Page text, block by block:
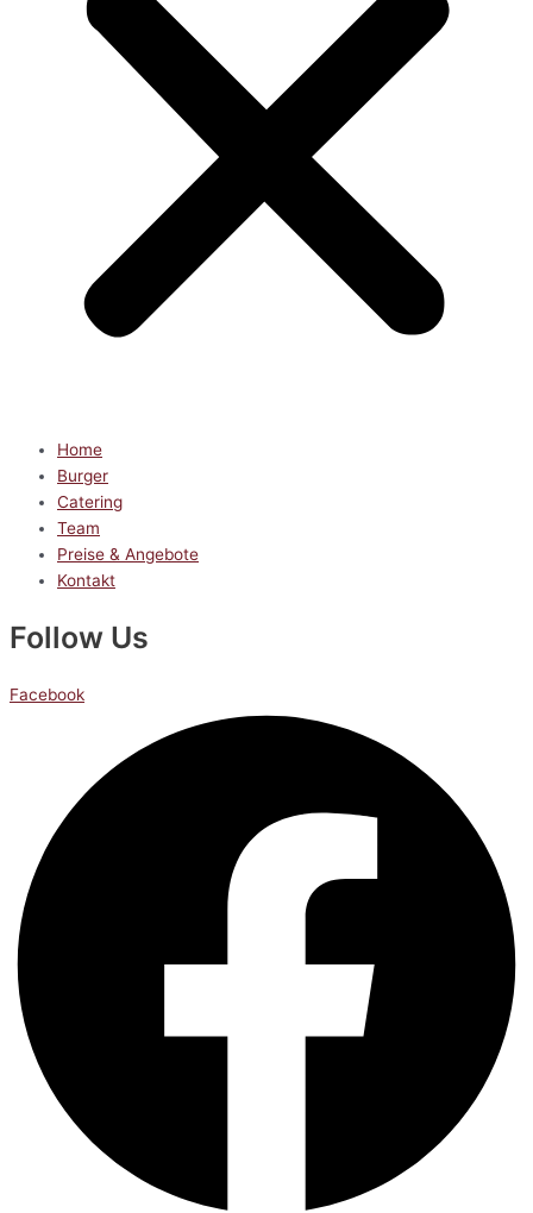
Home
Burger
Catering
Team
Preise & Angebote
Kontakt
Follow Us
Facebook